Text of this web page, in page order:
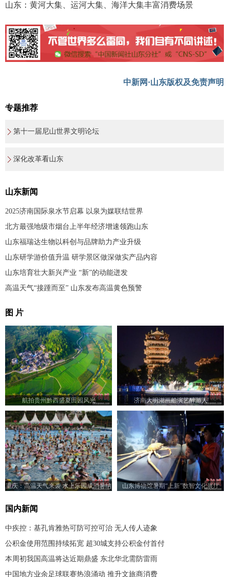
山东：黄河大集、运河大集、海洋大集丰富消费场景
中新网·山东版权及免责声明
专题推荐
第十一届尼山世界文明论坛
深化改革看山东
山东新闻
2025济南国际泉水节启幕 以泉为媒联结世界
北方最强地级市烟台上半年经济增速领跑山东
山东福瑞达生物以科创与品牌助力产业升级
山东研学游价值升温 研学景区做深做实产品内容
山东培育壮大新兴产业 “新”的动能迸发
高温天气“接踵而至” 山东发布高温黄色预警
图 片
航拍贵州黔西盛夏田园风光 济南大明湖画船演艺醉游人
重庆：高温天气来袭 水上乐园成消暑纳
山东博物馆暑期“上新”数智文化展厅
国内新闻
中疾控：基孔肯雅热可防可控可治 无人传人迹象
公积金使用范围持续拓宽 超30城支持公积金付首付
本周初我国高温将达近期鼎盛 东北华北需防雷雨
中国地方业余足球联赛热浪涌动 推升文旅商消费